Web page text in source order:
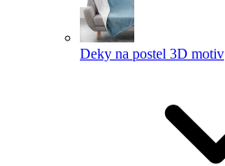
Deky na postel 3D motiv